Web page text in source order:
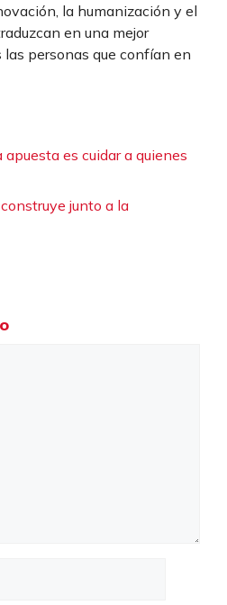
la humanización y el
en una mejor
personas que confían en
es cuidar a quienes
junto a la